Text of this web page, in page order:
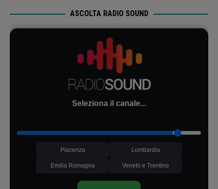
ASCOLTA RADIO SOUND
Seleziona il canale...
Piacenza Lombardia
Emilia Romagna Veneto e Trentino